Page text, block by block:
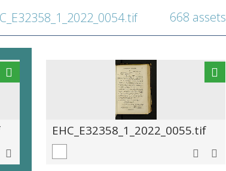
668 assets
EHC_E32358_1_2022_0055.tif